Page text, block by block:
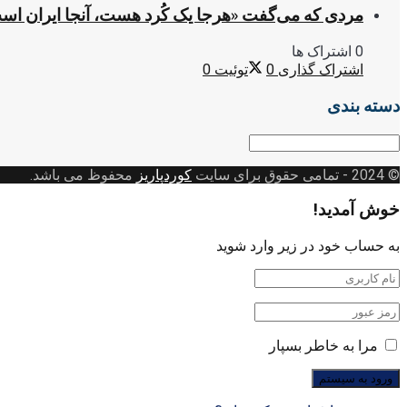
مردی که می‌گفت «هرجا یک کُرد هست، آنجا ایران
0 اشتراک ها
اشتراک گذاری 0 توئیت 0
دسته بندی
دسته
© 2024
- تمامی حقوق برای سایت کوردپاریز محفوظ می باشد.
خوش آمدید!
به حساب خود در زیر وارد شوید
مرا به خاطر بسپار